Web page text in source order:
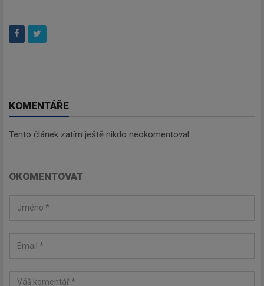
KOMENTÁŘE
Tento článek zatím ještě nikdo neokomentoval.
OKOMENTOVAT